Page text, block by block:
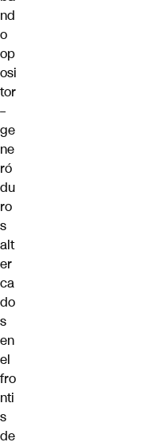
nd
o
op
osi
tor
–
ge
ne
ró
du
ro
s
alt
er
ca
do
s
en
el
fro
nti
s
de